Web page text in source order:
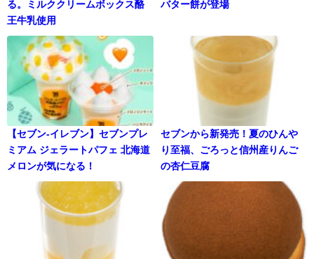
る。ミルククリームボックス酪
王牛乳使用
バター餅が登場
【セブン-イレブン】セブンプレ
ミアム ジェラートパフェ 北海道
メロンが気になる！
セブンから新発売！夏のひんや
り至福、ごろっと信州産りんご
の杏仁豆腐